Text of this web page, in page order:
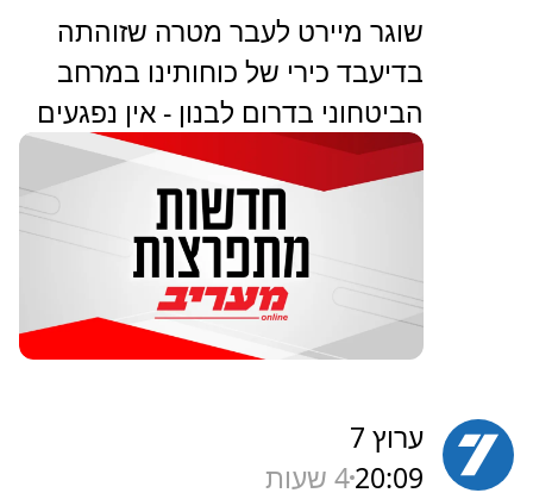
שוגר מיירט לעבר מטרה שזוהתה
בדיעבד כירי של כוחותינו במרחב
הביטחוני בדרום לבנון - אין נפגעים
ערוץ 7
20:094 שעות